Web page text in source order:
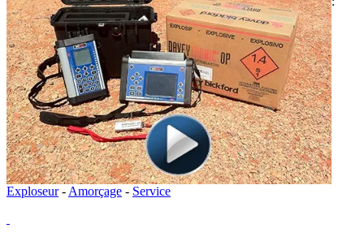
Exploseur- Amorçage - Service